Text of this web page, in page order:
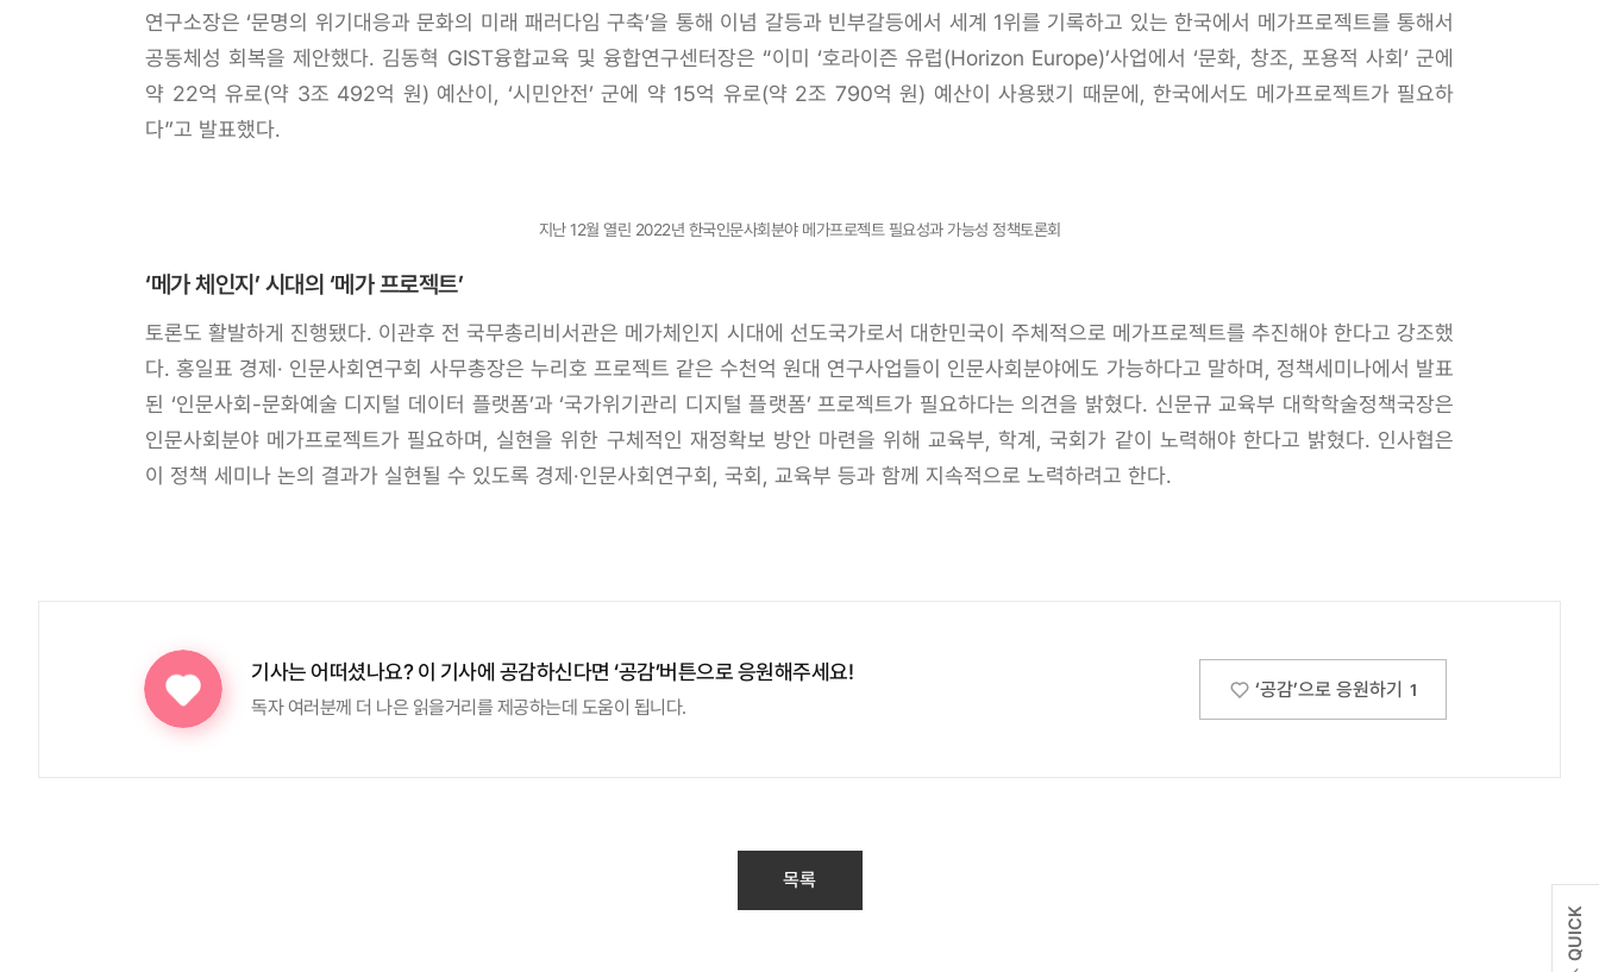
QUICK
연구소장은 ‘문명의 위기대응과 문화의 미래 패러다임 구축’을 통해 이념 갈등과 빈부갈등에서 세계 1위를 기록하고 있는 한국에서 메가프로젝트를 통해서
공동체성 회복을 제안했다. 김동혁 GIST융합교육 및 융합연구센터장은 “이미 ‘호라이즌 유럽(Horizon Europe)’사업에서 ‘문화, 창조, 포용적 사회’ 군에
약 22억 유로(약 3조 492억 원) 예산이, ‘시민안전’ 군에 약 15억 유로(약 2조 790억 원) 예산이 사용됐기 때문에, 한국에서도 메가프로젝트가 필요하
다”고 발표했다.
지난 12월 열린 2022년 한국인문사회분야 메가프로젝트 필요성과 가능성 정책토론회
‘메가 체인지’ 시대의 ‘메가 프로젝트’
토론도 활발하게 진행됐다. 이관후 전 국무총리비서관은 메가체인지 시대에 선도국가로서 대한민국이 주체적으로 메가프로젝트를 추진해야 한다고 강조했
다. 홍일표 경제· 인문사회연구회 사무총장은 누리호 프로젝트 같은 수천억 원대 연구사업들이 인문사회분야에도 가능하다고 말하며, 정책세미나에서 발표
된 ‘인문사회-문화예술 디지털 데이터 플랫폼’과 ‘국가위기관리 디지털 플랫폼’ 프로젝트가 필요하다는 의견을 밝혔다. 신문규 교육부 대학학술정책국장은
인문사회분야 메가프로젝트가 필요하며, 실현을 위한 구체적인 재정확보 방안 마련을 위해 교육부, 학계, 국회가 같이 노력해야 한다고 밝혔다. 인사협은
이 정책 세미나 논의 결과가 실현될 수 있도록 경제·인문사회연구회, 국회, 교육부 등과 함께 지속적으로 노력하려고 한다.
기사는 어떠셨나요?이 기사에 공감하신다면 ‘공감’버튼으로 응원해주세요!
독자 여러분께 더 나은 읽을거리를 제공하는데 도움이 됩니다.
‘공감’으로 응원하기 1
목록